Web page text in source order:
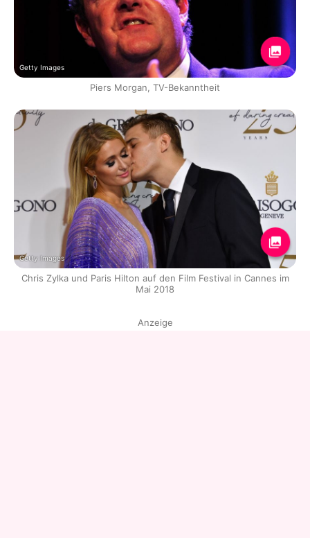
Getty Images
Piers Morgan, TV-Bekanntheit
Getty Images
Chris Zylka und Paris Hilton auf den Film Festival in Cannes im
Mai 2018
Anzeige